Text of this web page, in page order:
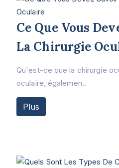
Ce Que Vous
La Chirurgie
Qu'est-ce que la chirurgie
oculaire, égalemen..
Plus